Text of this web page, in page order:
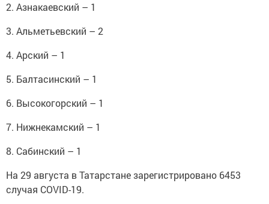
2. Азнакаевский – 1
3. Альметьевский – 2
4. Арский – 1
5. Балтасинский – 1
6. Высокогорский – 1
7. Нижнекамский – 1
8. Сабинский – 1
На 29 августа в Татарстане зарегистрировано 6453
случая COVID-19.